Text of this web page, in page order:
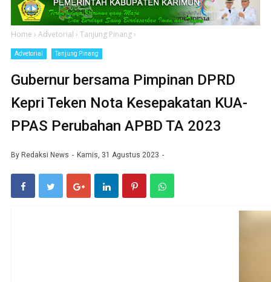
Home › Advetorial › Tanjung Pinang›
Advetorial Tanjung Pinang
Gubernur bersama Pimpinan DPRD
Kepri Teken Nota Kesepakatan KUA-
PPAS Perubahan APBD TA 2023
By Redaksi News Kamis, 31 Agustus 2023